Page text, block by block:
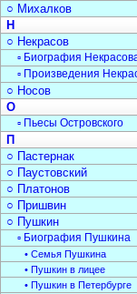
○ Михалков
Н
○ Некрасов
▫ Биография
▫ Произведения
○ Носов
О
▫ Пьесы Островского
П
○ Пастернак
○ Паустовский
○ Платонов
○ Пришвин
○ Пушкин
▫ Биография Пушкина
• Семья Пушкина
• Пушкин в лицее
• Пушкин в Петербурге